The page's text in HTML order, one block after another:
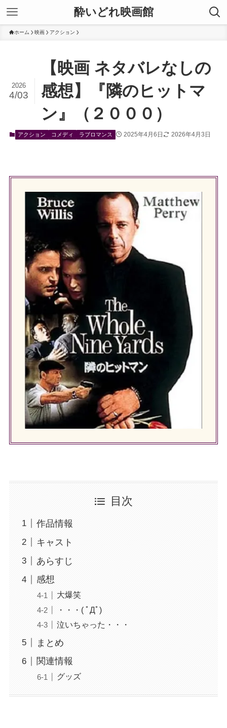
酔いどれ映画館
ホーム 映画 アクション
【映画 ネタバレなしの
感想】『隣のヒットマ
ン』（２０００）
2026
4/03
アクション コメディ ラブロマンス 2025年4月6日 2026年4月3日
目次
作品情報
キャスト
あらすじ
感想
大爆笑
・・・( ﾟДﾟ)
泣いちゃった・・・
まとめ
関連情報
グッズ